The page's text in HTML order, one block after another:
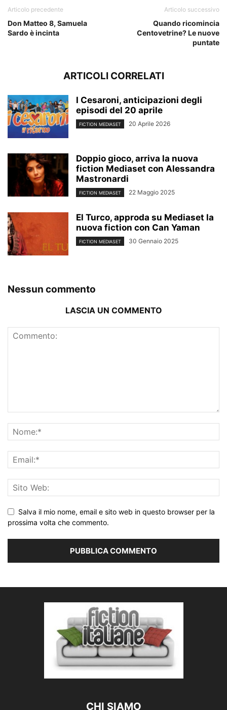
Articolo precedente
Don Matteo 8, Samuela
Sardo è incinta
Articolo successivo
Quando ricomincia
Centovetrine? Le nuove
puntate
ARTICOLI CORRELATI
I Cesaroni, anticipazioni degli
episodi del 20 aprile
FICTION MEDIASET 20 Aprile 2026
Doppio gioco, arriva la nuova
fiction Mediaset con Alessandra
Mastronardi
FICTION MEDIASET 22 Maggio 2025
El Turco, approda su Mediaset la
nuova fiction con Can Yaman
FICTION MEDIASET 30 Gennaio 2025
Nessun commento
LASCIA UN COMMENTO
Salva il mio nome, email e sito web in questo browser per la
prossima volta che commento.
CHI SIAMO